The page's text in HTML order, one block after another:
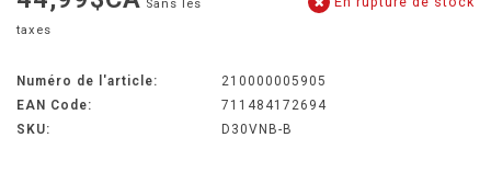
Sans les
taxes
Numéro de l'article:
210000005905
EAN Code:
711484172694
SKU:
D30VNB-B